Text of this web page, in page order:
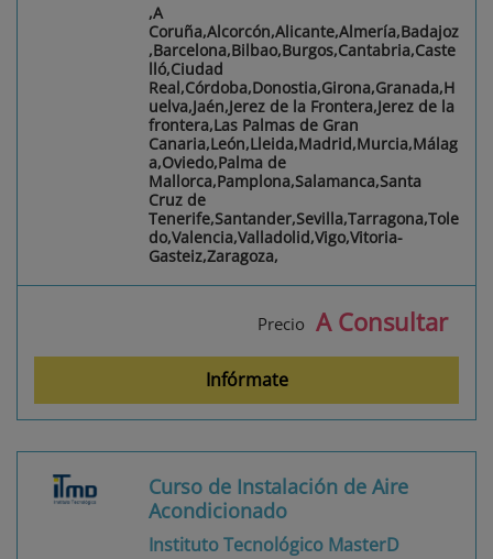
,A
Coruña,Alcorcón,Alicante,Almería,Badajoz
,Barcelona,Bilbao,Burgos,Cantabria,Caste
lló,Ciudad
Real,Córdoba,Donostia,Girona,Granada,H
uelva,Jaén,Jerez de la Frontera,Jerez de la
frontera,Las Palmas de Gran
Canaria,León,Lleida,Madrid,Murcia,Málag
a,Oviedo,Palma de
Mallorca,Pamplona,Salamanca,Santa
Cruz de
Tenerife,Santander,Sevilla,Tarragona,Tole
do,Valencia,Valladolid,Vigo,Vitoria-
Gasteiz,Zaragoza,
Precio A Consultar
Infórmate
Curso de Instalación de Aire
Acondicionado
Instituto Tecnológico MasterD